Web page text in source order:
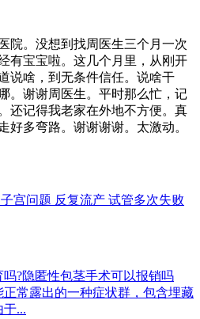
院。没想到找周医生三个月一次
有宝宝啦。这几个月里，从刚开
说啥，到无条件信任。说啥干
。谢谢周医生。平时那么忙，记
还记得我老家在外地不方便。真
好多弯路。谢谢谢谢。太激动。
子宫问题 反复流产 试管多次失败
?隐匿性包茎手术可以报销吗
常露出的一种症状群，包含埋藏
于...